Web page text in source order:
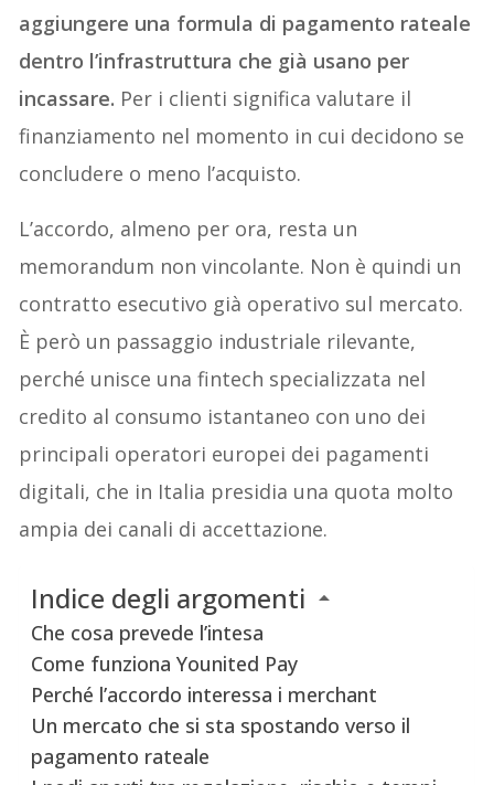
aggiungere una formula di pagamento rateale
dentro l’infrastruttura che già usano per
incassare. Per i clienti significa valutare il
finanziamento nel momento in cui decidono se
concludere o meno l’acquisto.
L’accordo, almeno per ora, resta un
memorandum non vincolante. Non è quindi un
contratto esecutivo già operativo sul mercato.
È però un passaggio industriale rilevante,
perché unisce una fintech specializzata nel
credito al consumo istantaneo con uno dei
principali operatori europei dei pagamenti
digitali, che in Italia presidia una quota molto
ampia dei canali di accettazione.
Indice degli argomenti
Che cosa prevede l’intesa
Come funziona Younited Pay
Perché l’accordo interessa i merchant
Un mercato che si sta spostando verso il
pagamento rateale